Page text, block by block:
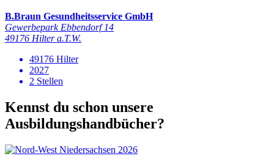
B.Braun Gesundheitsservice GmbH
Gewerbepark Ebbendorf 14
49176 Hilter a.T.W.
49176 Hilter
2027
2 Stellen
Kennst du schon unsere
Ausbildungshandbücher?